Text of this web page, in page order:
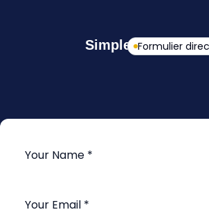
Simple Contact
Formulier